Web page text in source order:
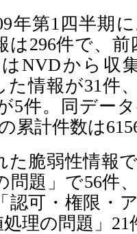
年第1四半期
は296件で、前
NVDから収
た情報が31件
5件。同デー
累計件数は
た脆弱性情報
問題」で56件
認可・権限・
理の問題」21